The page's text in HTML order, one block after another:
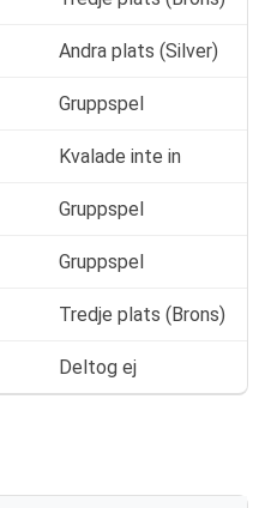
Andra plats (Silver)
Gruppspel
Kvalade inte in
Gruppspel
Gruppspel
Tredje plats (Brons)
Deltog ej